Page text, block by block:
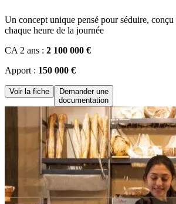
Un concept unique pensé pour séduire,
chaque heure de la journée
CA 2 ans : 2 100 000 €
Apport : 150 000 €
Voir la fiche
Demander une
documentation